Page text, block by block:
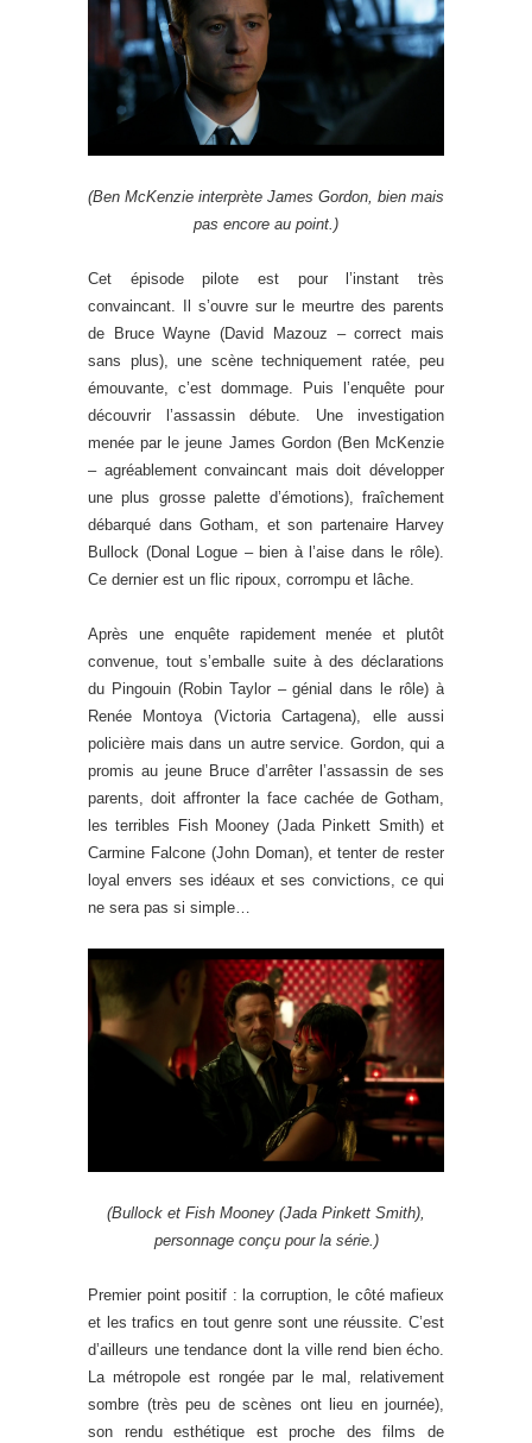
(Ben McKenzie interprète James Gordon, bien mais
pas encore au point.)
Cet épisode pilote est pour l’instant très
convaincant. Il s’ouvre sur le meurtre des parents
de Bruce Wayne (David Mazouz – correct mais
sans plus), une scène techniquement ratée, peu
émouvante, c’est dommage. Puis l’enquête pour
découvrir l’assassin débute. Une investigation
menée par le jeune James Gordon (Ben McKenzie
– agréablement convaincant mais doit développer
une plus grosse palette d’émotions), fraîchement
débarqué dans Gotham, et son partenaire Harvey
Bullock (Donal Logue – bien à l’aise dans le rôle).
Ce dernier est un flic ripoux, corrompu et lâche.
Après une enquête rapidement menée et plutôt
convenue, tout s’emballe suite à des déclarations
du Pingouin (Robin Taylor – génial dans le rôle) à
Renée Montoya (Victoria Cartagena), elle aussi
policière mais dans un autre service. Gordon, qui a
promis au jeune Bruce d’arrêter l’assassin de ses
parents, doit affronter la face cachée de Gotham,
les terribles Fish Mooney (Jada Pinkett Smith) et
Carmine Falcone (John Doman), et tenter de rester
loyal envers ses idéaux et ses convictions, ce qui
ne sera pas si simple…
(Bullock et Fish Mooney (Jada Pinkett Smith),
personnage conçu pour la série.)
Premier point positif : la corruption, le côté mafieux
et les trafics en tout genre sont une réussite. C’est
d’ailleurs une tendance dont la ville rend bien écho.
La métropole est rongée par le mal, relativement
sombre (très peu de scènes ont lieu en journée),
son rendu esthétique est proche des films de